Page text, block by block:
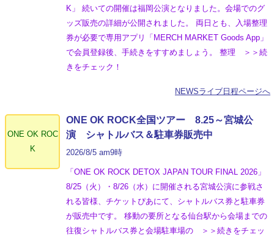
K」 続いての開催は福岡公演となりました。会場でのグ
ッズ販売の詳細が公開されました。 両日とも、入場整理
券が必要で専用アプリ「MERCH MARKET Goods App」
で会員登録後、手続きをすすめましょう。 整理 ＞＞続
きをチェック！
NEWSライブ日程ページへ
ONE OK ROC
K
ONE OK ROCK全国ツアー 8.25～宮城公
演 シャトルバス＆駐車券販売中
2026/8/5 am9時
「ONE OK ROCK DETOX JAPAN TOUR FINAL 2026」
8/25（火）・8/26（水）に開催される宮城公演に参戦さ
れる皆様、チケットぴあにて、シャトルバス券と駐車券
が販売中です。 移動の要所となる仙台駅から会場までの
往復シャトルバス券と会場駐車場の ＞＞続きをチェッ